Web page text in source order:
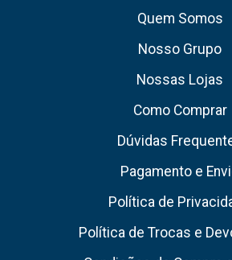
Quem Somos
Nosso Grupo
Nossas Lojas
Como Comprar
Dúvidas
Pagamento e
Política de
Política de Trocas e